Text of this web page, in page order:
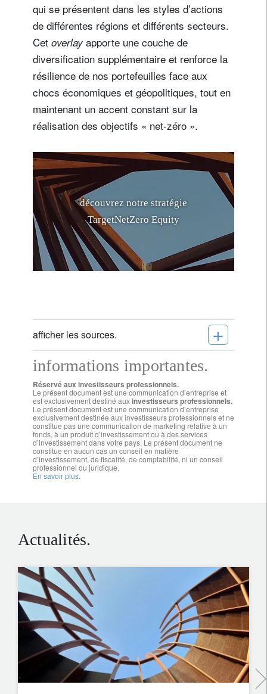
qui se présentent dans les styles d’actions
de différentes régions et différents secteurs.
Cet overlay apporte une couche de
diversification supplémentaire et renforce la
résilience de nos portefeuilles face aux
chocs économiques et géopolitiques, tout en
maintenant un accent constant sur la
réalisation des objectifs « net-zéro ».
découvrez notre stratégie
TargetNetZero Equity
afficher les sources. +
informations importantes.
Réservé aux investisseurs professionnels.
Le présent document est une communication d’entreprise et
est exclusivement destiné auxinvestisseurs professionnels.
Le présent document est une communication d’entreprise
exclusivement destinée aux investisseurs professionnels et ne
constitue pas une communication de marketing relative à un
fonds, à un produit d’investissement ou à des services
d’investissement dans votre pays. Le présent document ne
constitue en aucun cas un conseil en matière
d’investissement, de fiscalité, de comptabilité, ni un conseil
professionnel ou juridique.
En savoir plus.
Actualités.